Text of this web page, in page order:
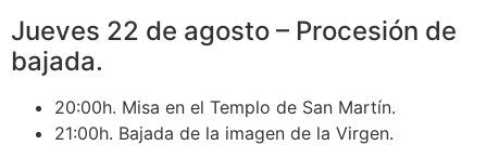
Jueves 22 de agosto – Procesión de
bajada.
20:00h. Misa en el Templo de San Martín.
21:00h. Bajada de la imagen de la Virgen.